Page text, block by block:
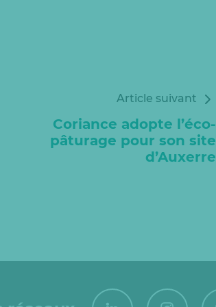
Article suivant
Coriance adopte l’éco-
pâturage pour son site
d’Auxerre